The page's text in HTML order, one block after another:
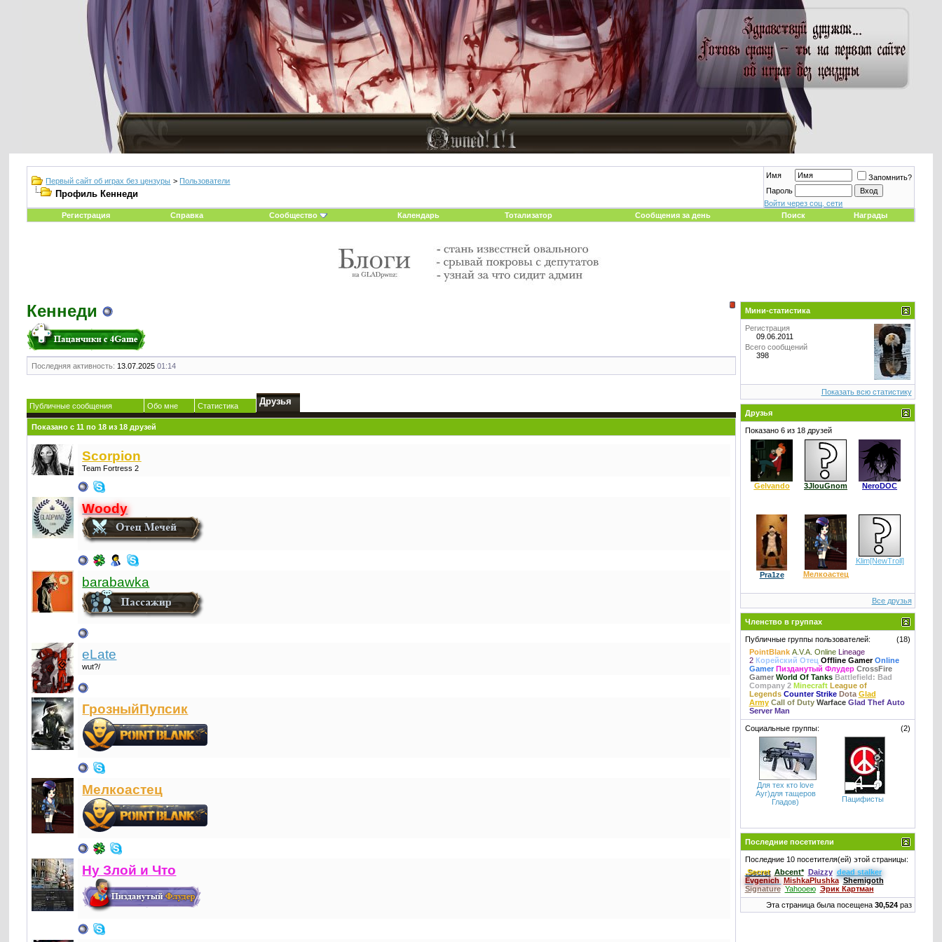
Первый сайт об играх без цензуры > Пользователи
Профиль Кеннеди
Имя
Запомнить?
Пароль
Войти через соц. сети
Регистрация
Справка Сообщество Календарь Тотализатор Сообщения за день Поиск Награды
Кеннеди
Последняя активность: 13.07.202501:14
Публичные сообщения Обо мне Статистика Друзья
Показано с 11 по 18 из 18 друзей
Scorpion
Team Fortress 2
Woody
barabawka
eLate
wut?/
ГрозныйПупсик
Мелкоастец
Ну Злой и Что
Мини-статистика
Регистрация
09.06.2011
Всего сообщений
398
Показать всю статистику
Друзья
Показано 6 из 18 друзей
Gelvando 3JlouGnom NeroDOC
Pra1ze Мелкоастец
Klim[NewTroll]
Все друзья
Членство в группах
(18)
Публичные группы пользователей:
PointBlank A.V.A. Online Lineage
2 Корейский Отец Offline Gamer Online
Gamer Пизданутый Флудер CrossFire
Gamer World Of Tanks Battlefield: Bad
Company 2 Minecraft League of
Legends Counter Strike Dota Glad
Army Call of Duty Warface Glad Thef Auto
Server Man
(2)
Социальные группы:
Для тех кто love
Ауг)для тащеров
Гладов)
Пацифисты
Последние посетители
Последние 10 посетителя(ей) этой страницы:
.Secret Abcent* Daizzy dead stalker
Evgenich MishkaPlushka Shemigoth
Signature Yahooею Эрик Картман
Эта страница была посещена 30,524раз